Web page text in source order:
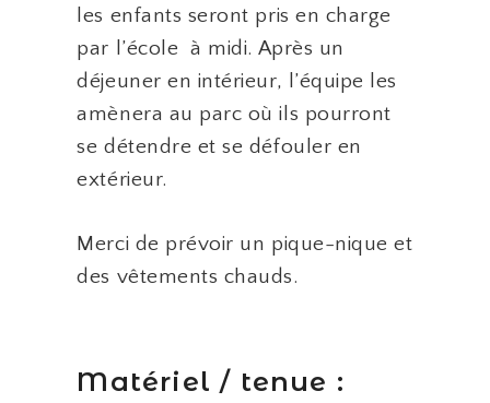
les enfants seront pris en charge
par l’école à midi. Après un
déjeuner en intérieur, l’équipe les
amènera au parc où ils pourront
se détendre et se défouler en
extérieur.
Merci de prévoir un pique-nique et
des vêtements chauds.
Matériel / tenue :